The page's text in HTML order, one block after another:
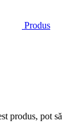
Produs
produs, pot să